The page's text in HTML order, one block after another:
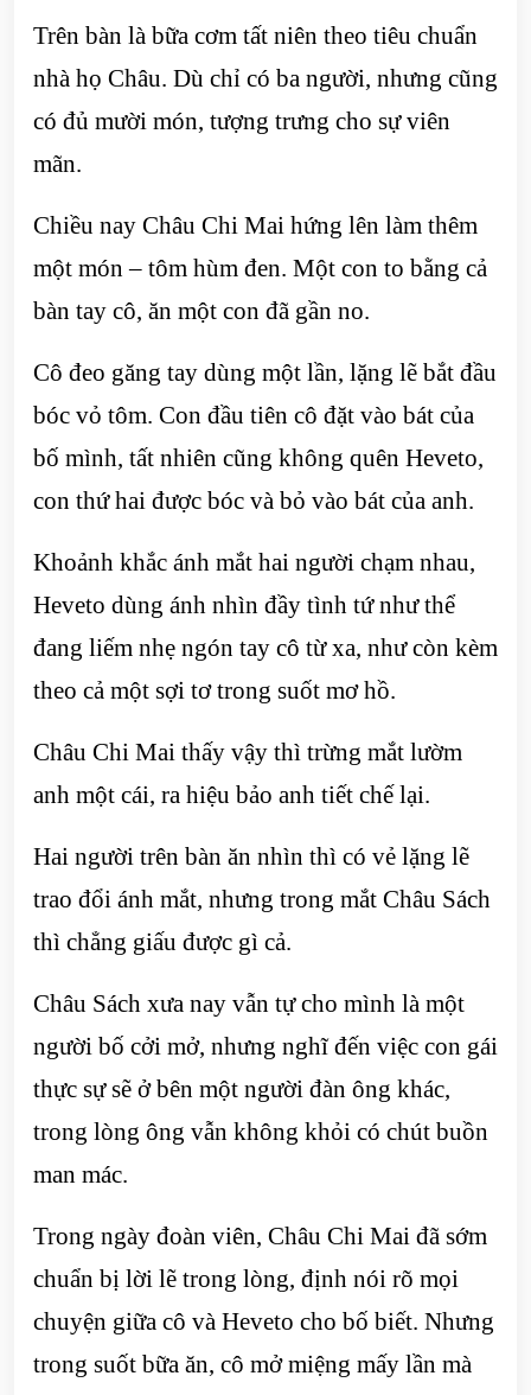
Trên bàn là bữa cơm tất niên theo tiêu chuẩn
nhà họ Châu. Dù chỉ có ba người, nhưng cũng
có đủ mười món, tượng trưng cho sự viên
mãn.
Chiều nay Châu Chi Mai hứng lên làm thêm
một món – tôm hùm đen. Một con to bằng cả
bàn tay cô, ăn một con đã gần no.
Cô đeo găng tay dùng một lần, lặng lẽ bắt đầu
bóc vỏ tôm. Con đầu tiên cô đặt vào bát của
bố mình, tất nhiên cũng không quên Heveto,
con thứ hai được bóc và bỏ vào bát của anh.
Khoảnh khắc ánh mắt hai người chạm nhau,
Heveto dùng ánh nhìn đầy tình tứ như thể
đang liếm nhẹ ngón tay cô từ xa, như còn kèm
theo cả một sợi tơ trong suốt mơ hồ.
Châu Chi Mai thấy vậy thì trừng mắt lườm
anh một cái, ra hiệu bảo anh tiết chế lại.
Hai người trên bàn ăn nhìn thì có vẻ lặng lẽ
trao đổi ánh mắt, nhưng trong mắt Châu Sách
thì chẳng giấu được gì cả.
Châu Sách xưa nay vẫn tự cho mình là một
người bố cởi mở, nhưng nghĩ đến việc con gái
thực sự sẽ ở bên một người đàn ông khác,
trong lòng ông vẫn không khỏi có chút buồn
man mác.
Trong ngày đoàn viên, Châu Chi Mai đã sớm
chuẩn bị lời lẽ trong lòng, định nói rõ mọi
chuyện giữa cô và Heveto cho bố biết. Nhưng
trong suốt bữa ăn, cô mở miệng mấy lần mà